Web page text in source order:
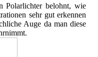
Polarlichter belohnt, wie
sehr gut erkennen
Auge da man diese